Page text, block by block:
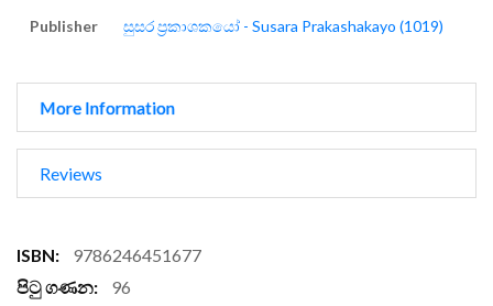
Publisher සුසර ප්‍රකාශකයෝ - Susara Prakashakayo (1019)
More Information
Reviews
More
Information
9786246451677
96